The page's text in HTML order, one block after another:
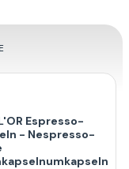
Espresso-
- Nespresso-